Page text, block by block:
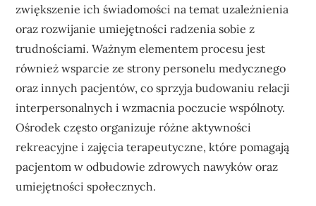
zwiększenie ich świadomości na temat uzależnienia
oraz rozwijanie umiejętności radzenia sobie z
trudnościami. Ważnym elementem procesu jest
również wsparcie ze strony personelu medycznego
oraz innych pacjentów, co sprzyja budowaniu relacji
interpersonalnych i wzmacnia poczucie wspólnoty.
Ośrodek często organizuje różne aktywności
rekreacyjne i zajęcia terapeutyczne, które pomagają
pacjentom w odbudowie zdrowych nawyków oraz
umiejętności społecznych.